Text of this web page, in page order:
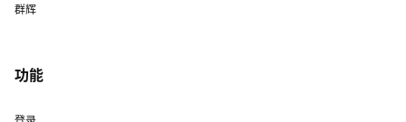
群辉
功能